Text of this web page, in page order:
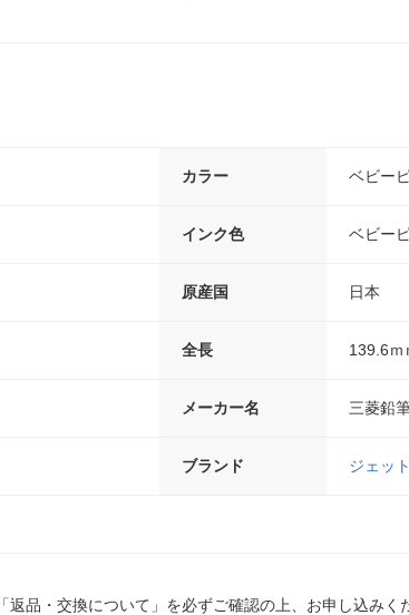
カラー ベビー
インク色 ベビー
原産国 日本
全長 139.6ｍ
メーカー名 三菱鉛
ブランド ジェッ
返品・交換について」を必ずご確認の上、お申し込みく